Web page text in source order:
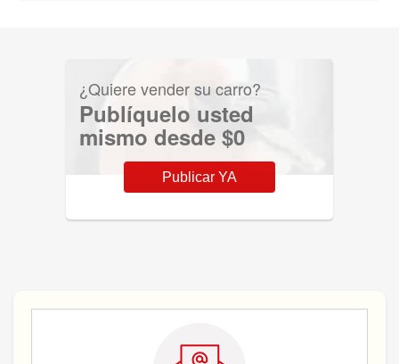
¿Quiere vender su carro?
Publíquelo usted
mismo desde $0
Publicar YA